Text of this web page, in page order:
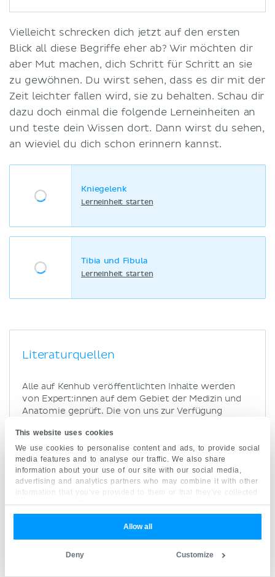
This website uses cookies
We use cookies to personalise content and ads, to provide social
media features and to analyse our traffic. We also share
information about your use of our site with our social media,
advertising and analytics partners who may combine it with other
information that you’ve provided to them or that they’ve collected
from your use of their services.
Allow all
Customize
Deny
Vielleicht schrecken dich jetzt auf den ersten
Blick all diese Begriffe eher ab? Wir möchten dir
aber Mut machen, dich Schritt für Schritt an sie
zu gewöhnen. Du wirst sehen, dass es dir mit der
Zeit leichter fallen wird, sie zu behalten. Schau dir
dazu doch einmal die folgende Lerneinheiten an
und teste dein Wissen dort. Dann wirst du sehen,
an wieviel du dich schon erinnern kannst.
Kniegelenk
Lerneinheit starten
Tibia und Fibula
Lerneinheit starten
Literaturquellen
Alle auf Kenhub veröffentlichten Inhalte werden
von Expert:innen auf dem Gebiet der Medizin und
Anatomie geprüft. Die von uns zur Verfügung
Literatur und werden von unabhängigen
Expert:innen auf Qualität überprüft.Kenhub erteilt
keine medizinischen Ratschläge.Weitere
Informationen über unsere Standards für die
Erstellung und Überprüfung von Inhalten findest du
Text, Übersetzung, Review:
Marc Mißmahl